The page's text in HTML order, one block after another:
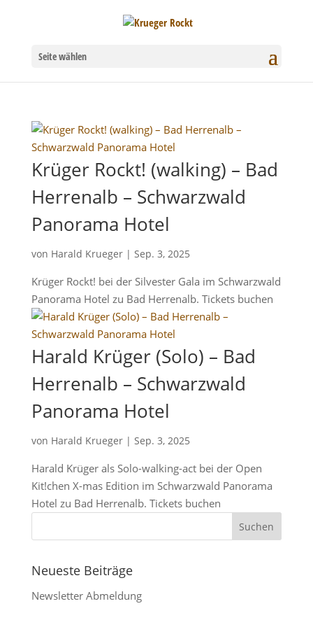
Seite wählen
Krüger Rockt! (walking) – Bad
Herrenalb – Schwarzwald
Panorama Hotel
von Harald Krueger| Sep. 3, 2025
Krüger Rockt! bei der Silvester Gala im Schwarzwald
Panorama Hotel zu Bad Herrenalb. Tickets buchen
Harald Krüger (Solo) – Bad
Herrenalb – Schwarzwald
Panorama Hotel
von Harald Krueger| Sep. 3, 2025
Harald Krüger als Solo-walking-act bei der Open
Kit!chen X-mas Edition im Schwarzwald Panorama
Hotel zu Bad Herrenalb. Tickets buchen
Neueste Beiträge
Newsletter Abmeldung